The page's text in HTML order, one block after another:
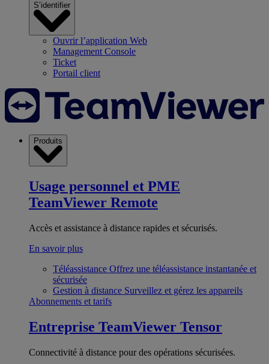
S’identifier
Ouvrir l’application Web
Management Console
Ticket
Portail client
Produits
Usage personnel et PME
TeamViewer Remote
Accès et assistance à distance rapides et sécurisés.
En savoir plus
Téléassistance Offrez une téléassistance instantanée et
sécurisée
Gestion à distance Surveillez et gérez les appareils
Abonnements et tarifs
Entreprise TeamViewer Tensor
Connectivité à distance pour des opérations sécurisées.